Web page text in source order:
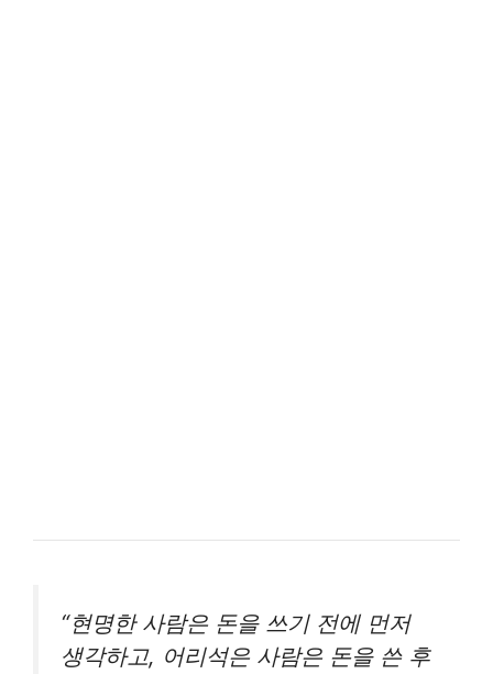
“현명한 사람은 돈을 쓰기 전에 먼저
생각하고, 어리석은 사람은 돈을 쓴 후